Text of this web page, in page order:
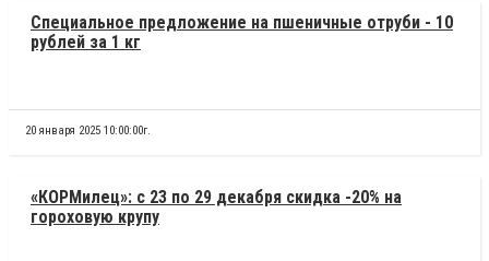
Специальное предложение на пшеничные отруби - 10
рублей за 1 кг
20 января 2025 10:00:00г.
«КОРМилец»: с 23 по 29 декабря скидка -20% на
гороховую крупу